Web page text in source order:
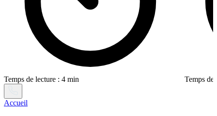
Temps de lecture : 4 min Temps de
Accueil